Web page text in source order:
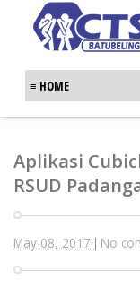
Aplikasi
RSUD
May 08, 2017 | No